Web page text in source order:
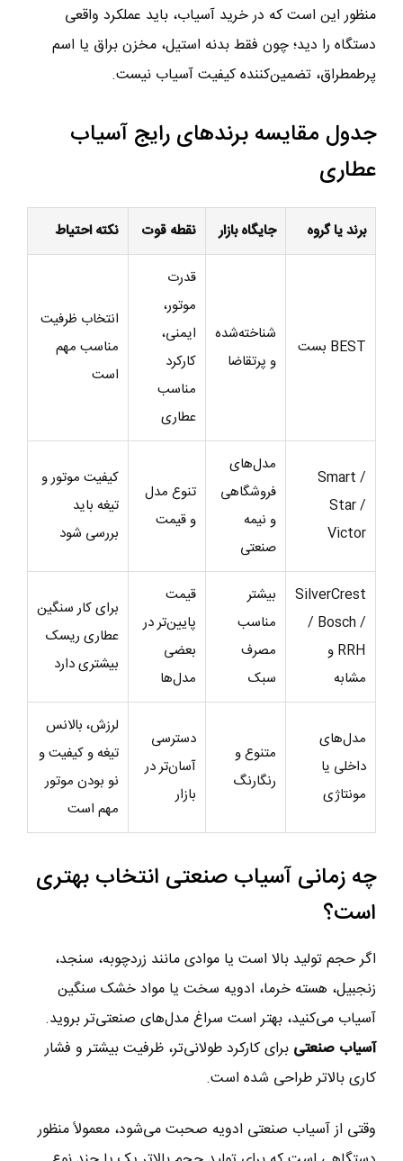
منظور این است که در خرید آسیاب، باید عملکرد واقعی
دستگاه را دید؛ چون فقط بدنه استیل، مخزن براق یا اسم
پرطمطراق، تضمین‌کننده کیفیت آسیاب نیست.
جدول مقایسه برندهای رایج آسیاب
عطاری
برند یا گروه جایگاه بازار نقطه قوت نکته احتیاط
BEST بست
شناخته‌شده
و پرتقاضا
قدرت
موتور،
ایمنی،
کارکرد
مناسب
عطاری
انتخاب ظرفیت
مناسب مهم
است
Smart /
Star /
Victor
مدل‌های
فروشگاهی
و نیمه
صنعتی
تنوع مدل
و قیمت
کیفیت موتور و
تیغه باید
بررسی شود
SilverCrest
/ Bosch /
RRH و
مشابه
بیشتر
مناسب
مصرف
سبک
قیمت
پایین‌تر در
بعضی
مدل‌ها
برای کار سنگین
عطاری ریسک
بیشتری دارد
مدل‌های
داخلی یا
مونتاژی
متنوع و
رنگارنگ
دسترسی
آسان‌تر در
بازار
لرزش، بالانس
تیغه و کیفیت و
نو بودن موتور
مهم است
چه زمانی آسیاب صنعتی انتخاب بهتری
است؟
اگر حجم تولید بالا است یا موادی مانند زردچوبه، سنجد،
زنجبیل، هسته خرما، ادویه سخت یا مواد خشک سنگین
آسیاب می‌کنید، بهتر است سراغ مدل‌های صنعتی‌تر بروید.
آسیاب صنعتی برای کارکرد طولانی‌تر، ظرفیت بیشتر و فشار
کاری بالاتر طراحی شده است.
وقتی از آسیاب صنعتی ادویه صحبت می‌شود، معمولاً منظور